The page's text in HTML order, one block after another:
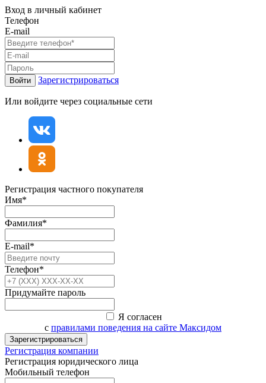
Вход в личный кабинет
Телефон
E-mail
Войти Зарегистрироваться
Или войдите через социальные сети
Регистрация частного покупателя
Имя*
Фамилия*
E-mail*
Телефон*
Придумайте пароль
Я согласен
с правилами поведения на сайте Максидом
Зарегистрироваться
Регистрация компании
Регистрация юридического лица
Мобильный телефон